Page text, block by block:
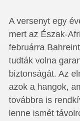
A versenyt egy
mert az Észak-
februárra
tudták volna
biztonságát. Az
azok a hangok,
továbbra is
lenne ismét